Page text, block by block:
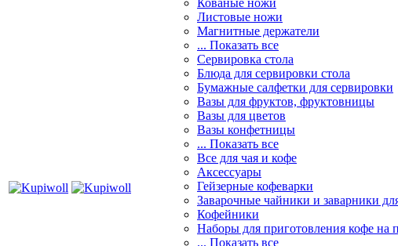
Кованые ножи
Листовые ножи
Магнитные держатели
... Показать все
Сервировка стола
Блюда для сервировки стола
Бумажные салфетки для сервировки
Вазы для фруктов, фруктовницы
Вазы для цветов
Вазы конфетницы
... Показать все
Все для чая и кофе
Аксессуары
Гейзерные кофеварки
Заварочные чайники и заварники
Кофейники
Наборы для приготовления кофе на
... Показать все